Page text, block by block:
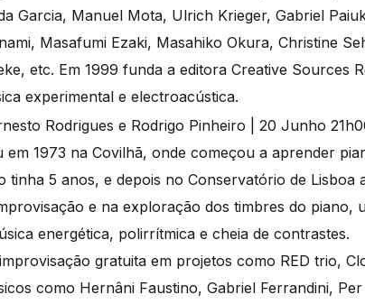
Garcia, Manuel Mota, Ulrich Krieger, Gabriel
Masafumi Ezaki, Masahiko Okura, Christine
etc. Em 1999 funda a editora Creative Sources
experimental e electroacústica.
em 1973 na Covilhã, onde começou a aprender
tinha 5 anos, e depois no Conservatório de Lisboa
e na exploração dos timbres do piano,
energética, polirrítmica e cheia de contrastes.
gratuita em projetos como RED trio,
como Hernâni Faustino, Gabriel Ferrandini,